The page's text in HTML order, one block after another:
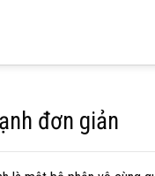
đơn giản